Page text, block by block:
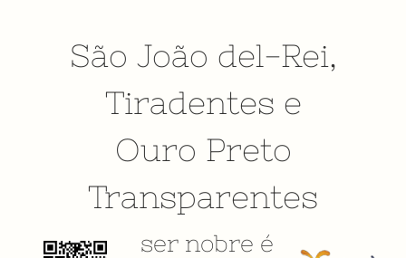
São João del-Rei,
Tiradentes e
Ouro Preto
Transparentes
ser nobre é